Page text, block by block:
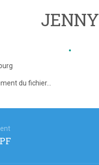
JENNY
du fichier...